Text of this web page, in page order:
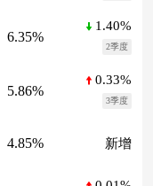
6.35%
1.40%
2季度
5.86%
0.33%
3季度
4.85% 新增